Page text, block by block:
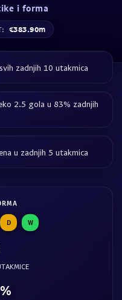
i forma
€383.90m
zadnjih 10 utakmica
2.5 gola u 83% zadnjih
u zadnjih 5 utakmica
D W